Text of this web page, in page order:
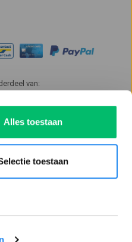
Alles toestaan
toestaan
van: